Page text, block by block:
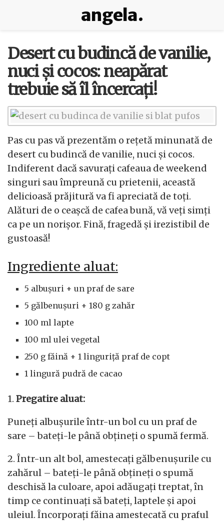
angela.
Desert cu budincă de vanilie,
nuci și cocos: neapărat
trebuie să îl încercați!
Pas cu pas vă prezentăm o rețetă minunată de
desert cu budincă de vanilie, nuci și cocos.
Indiferent dacă savurați cafeaua de weekend
singuri sau împreună cu prietenii, această
delicioasă prăjitură va fi apreciată de toți.
Alături de o ceașcă de cafea bună, vă veți simți
ca pe un norișor. Fină, fragedă și irezistibil de
gustoasă!
Ingrediente aluat:
5 albușuri + un praf de sare
5 gălbenușuri + 180 g zahăr
100 ml lapte
100 ml ulei vegetal
250 g făină + 1 linguriță praf de copt
1 lingură pudră de cacao
1. Pregatire aluat:
Puneți albușurile într-un bol cu un praf de
sare – bateți-le până obțineți o spumă fermă.
2. Într-un alt bol, amestecați gălbenușurile cu
zahărul – bateți-le până obțineți o spumă
deschisă la culoare, apoi adăugați treptat, în
timp ce continuați să bateți, laptele și apoi
uleiul. Încorporați făina amestecată cu praful